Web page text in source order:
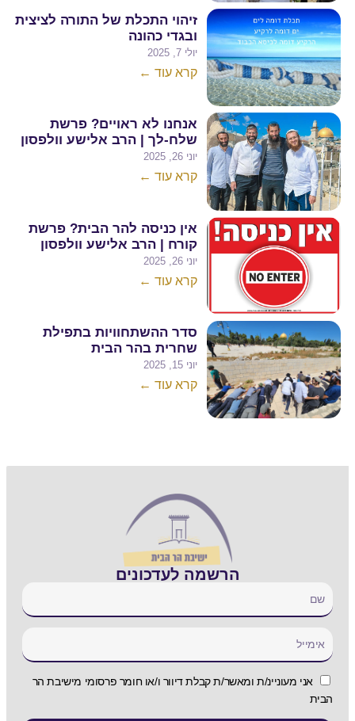
זיהוי התכלת של התורה לציצית
ובגדי כהונה
יולי 7, 2025
קרא עוד ←
אנחנו לא ראויים? פרשת
שלח-לך | הרב אלישע וולפסון
יוני 26, 2025
קרא עוד ←
אין כניסה להר הבית? פרשת
קורח | הרב אלישע וולפסון
יוני 26, 2025
קרא עוד ←
סדר ההשתחוויות בתפילת
שחרית בהר הבית
יוני 15, 2025
קרא עוד ←
הרשמה לעדכונים
אני מעוניינ/ת ומאשר/ת קבלת דיוור ו/או חומר פרסומי מישיבת הר
הבית